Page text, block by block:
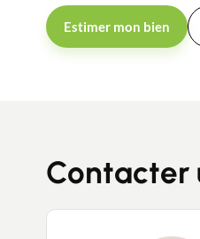
Estimer mon bien
Contacter